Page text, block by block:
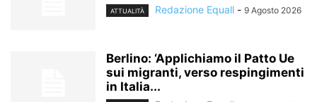
ATTUALITÀ Redazione Equall - 9 Agosto 2026
Berlino: ‘Applichiamo il Patto Ue
sui migranti, verso respingimenti
in Italia...